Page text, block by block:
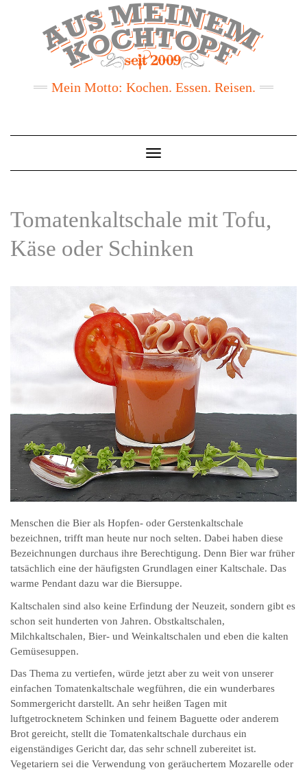
Mein Motto: Kochen. Essen. Reisen.
Toggle
Navigation
Tomatenkaltschale mit Tofu,
Käse oder Schinken
Menschen die Bier als Hopfen- oder Gerstenkaltschale
bezeichnen, trifft man heute nur noch selten. Dabei haben diese
Bezeichnungen durchaus ihre Berechtigung. Denn Bier war früher
tatsächlich eine der häufigsten Grundlagen einer Kaltschale. Das
warme Pendant dazu war die Biersuppe.
Kaltschalen sind also keine Erfindung der Neuzeit, sondern gibt es
schon seit hunderten von Jahren. Obstkaltschalen,
Milchkaltschalen, Bier- und Weinkaltschalen und eben die kalten
Gemüsesuppen.
Das Thema zu vertiefen, würde jetzt aber zu weit von unserer
einfachen Tomatenkaltschale wegführen, die ein wunderbares
Sommergericht darstellt. An sehr heißen Tagen mit
luftgetrocknetem Schinken und feinem Baguette oder anderem
Brot gereicht, stellt die Tomatenkaltschale durchaus ein
eigenständiges Gericht dar, das sehr schnell zubereitet ist.
Vegetariern sei die Verwendung von geräuchertem Mozarelle oder